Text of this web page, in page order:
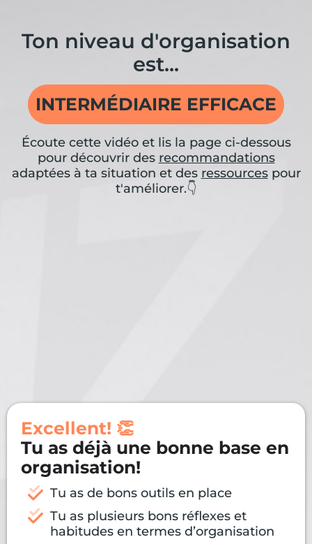
Ton niveau d'organisation
est...
INTERMÉDIAIRE EFFICACE
Écoute cette vidéo et lis la page ci-dessous
pour découvrir des recommandations
adaptées à ta situation et des ressourcespour
t'améliorer.👇
Excellent! 👏
Tu as déjà une bonne base en
organisation!
Tu as de bons outils en place
Tu as plusieurs bons réflexes et
habitudes en termes d’organisation